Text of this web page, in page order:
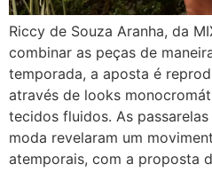
Riccy de Souza Aranha, da
combinar as peças de
temporada, a aposta é
através de looks
tecidos fluidos. As
moda revelaram um
atemporais, com a proposta